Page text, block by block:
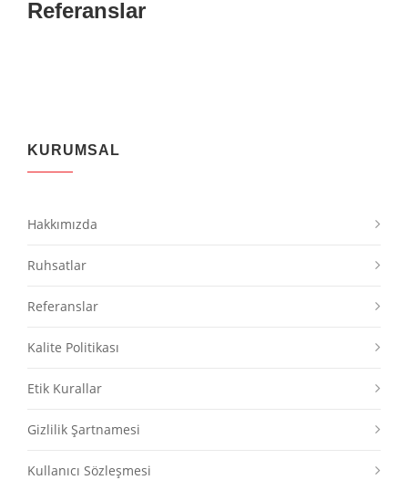
Referanslar
KURUMSAL
Hakkımızda
Ruhsatlar
Referanslar
Kalite Politikası
Etik Kurallar
Gizlilik Şartnamesi
Kullanıcı Sözleşmesi